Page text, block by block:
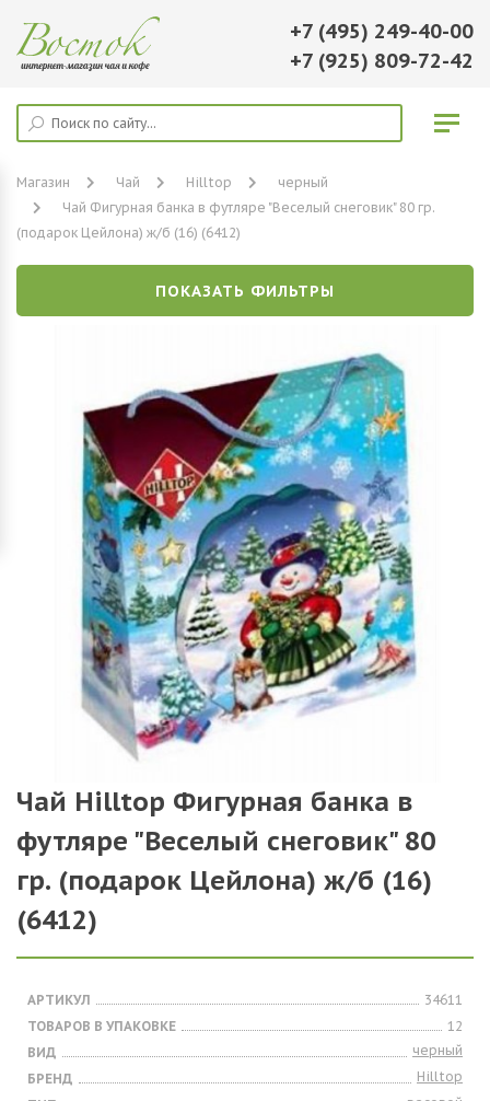
+7 (495) 249-40-00
+7 (925) 809-72-42
Магазин Чай Hilltop
черный
Чай Фигурная банка в футляре "Веселый снеговик" 80 гр.
(подарок Цейлона) ж/б (16) (6412)
ПОКАЗАТЬ ФИЛЬТРЫ
Чай Hilltop Фигурная банка в
футляре "Веселый снеговик" 80
гр. (подарок Цейлона) ж/б (16)
(6412)
АРТИКУЛ
34611
ТОВАРОВ В УПАКОВКЕ
12
ВИД
черный
БРЕНД
Hilltop